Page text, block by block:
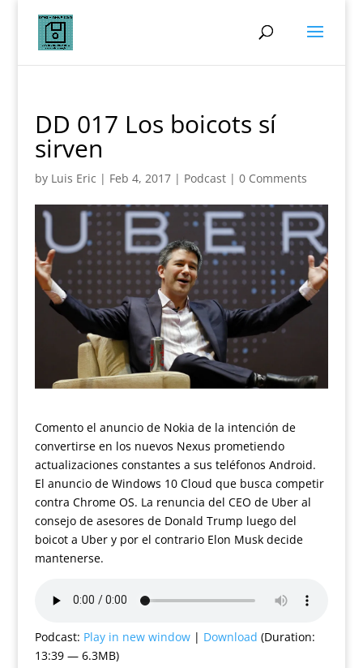
DD 017 Los boicots sí
sirven
by Luis Eric | Feb 4, 2017| Podcast| 0 Comments
Comento el anuncio de Nokia de la intención de
convertirse en los nuevos Nexus prometiendo
actualizaciones constantes a sus teléfonos Android.
El anuncio de Windows 10 Cloud que busca competir
contra Chrome OS. La renuncia del CEO de Uber al
consejo de asesores de Donald Trump luego del
boicot a Uber y por el contrario Elon Musk decide
mantenerse.
Podcast: Play in new window| Download (Duration:
13:39 — 6.3MB)